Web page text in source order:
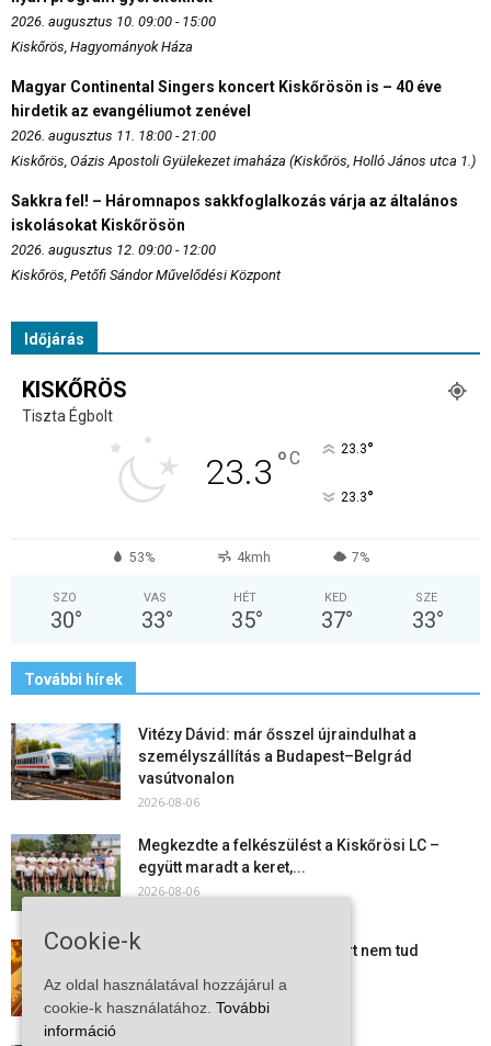
2026. augusztus 10. 09:00 - 15:00
Kiskőrös, Hagyományok Háza
Magyar Continental Singers koncert Kiskőrösön is – 40 éve
hirdetik az evangéliumot zenével
2026. augusztus 11. 18:00 - 21:00
Kiskőrös, Oázis Apostoli Gyülekezet imaháza (Kiskőrös, Holló János utca 1.)
Sakkra fel! – Háromnapos sakkfoglalkozás várja az általános
iskolásokat Kiskőrösön
2026. augusztus 12. 09:00 - 12:00
Kiskőrös, Petőfi Sándor Művelődési Központ
Időjárás
KISKŐRÖS
Tiszta Égbolt
23.3 °C 23.3°
23.3°
53% 4kmh 7%
SZO
30°
VAS
33°
HÉT
35°
KED
37°
SZE
33°
További hírek
Vitézy Dávid: már ősszel újraindulhat a
személyszállítás a Budapest–Belgrád
vasútvonalon
2026-08-06
Megkezdte a felkészülést a Kiskőrösi LC –
együtt maradt a keret,...
2026-08-06
Mi történik Európa felett? Ezért nem tud
Cookie-k
Az oldal használatával hozzájárul a
cookie-k használatához. További
információ